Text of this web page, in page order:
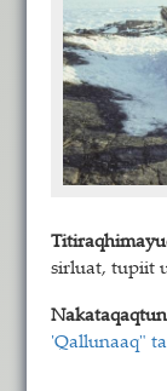
sirluat, tupiit
'Qallunaaq"